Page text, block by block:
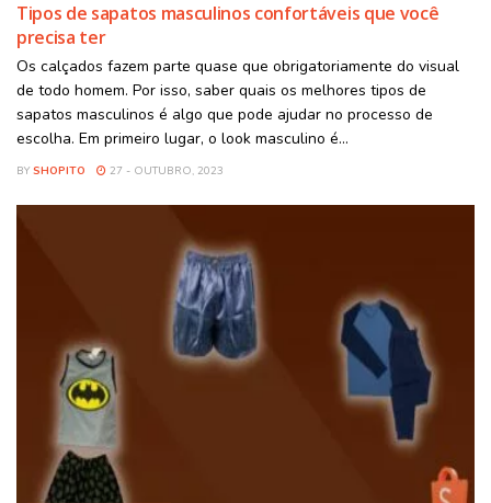
Tipos de sapatos masculinos confortáveis que você
precisa ter
Os calçados fazem parte quase que obrigatoriamente do visual
de todo homem. Por isso, saber quais os melhores tipos de
sapatos masculinos é algo que pode ajudar no processo de
escolha. Em primeiro lugar, o look masculino é...
BY SHOPITO 27 - OUTUBRO, 2023